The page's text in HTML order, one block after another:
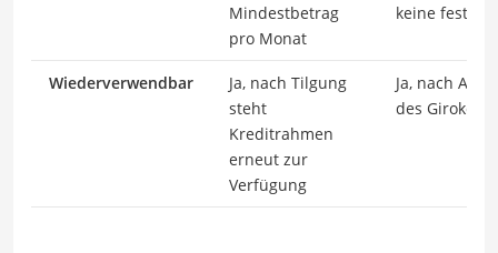
Mindestbetrag
pro Monat
keine feste
Wiederverwendbar
Ja, nach Tilgung
steht
Kreditrahmen
erneut zur
Verfügung
Ja, nach
des